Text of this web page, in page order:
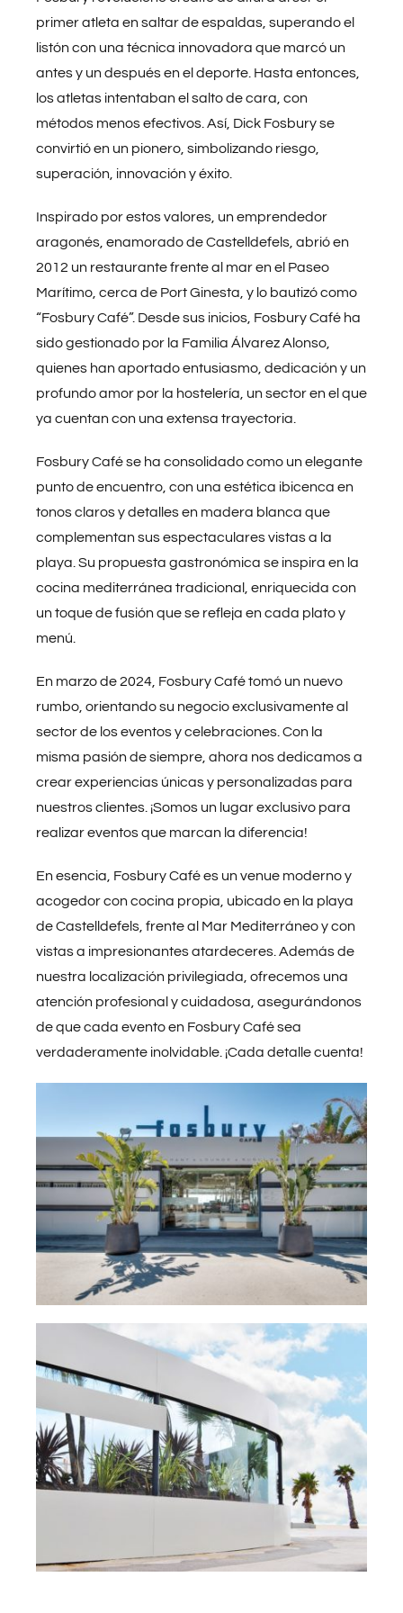
Packs especiales
Contacto
Tour virtual
Blog
DESCARGAR DOSSIER
Español
primer atleta en saltar de espaldas, superando el
listón con una técnica innovadora que marcó un
antes y un después en el deporte. Hasta entonces,
los atletas intentaban el salto de cara, con
métodos menos efectivos. Así, Dick Fosbury se
convirtió en un pionero, simbolizando riesgo,
superación, innovación y éxito.
Inspirado por estos valores, un emprendedor
aragonés, enamorado de Castelldefels, abrió en
2012 un restaurante frente al mar en el Paseo
Marítimo, cerca de Port Ginesta, y lo bautizó como
“Fosbury Café”. Desde sus inicios, Fosbury Café ha
sido gestionado por la Familia Álvarez Alonso,
quienes han aportado entusiasmo, dedicación y un
profundo amor por la hostelería, un sector en el que
ya cuentan con una extensa trayectoria.
Fosbury Café se ha consolidado como un elegante
punto de encuentro, con una estética ibicenca en
tonos claros y detalles en madera blanca que
complementan sus espectaculares vistas a la
playa. Su propuesta gastronómica se inspira en la
cocina mediterránea tradicional, enriquecida con
un toque de fusión que se refleja en cada plato y
menú.
En marzo de 2024, Fosbury Café tomó un nuevo
rumbo, orientando su negocio exclusivamente al
sector de los eventos y celebraciones. Con la
misma pasión de siempre, ahora nos dedicamos a
crear experiencias únicas y personalizadas para
nuestros clientes. ¡Somos un lugar exclusivo para
realizar eventos que marcan la diferencia!
En esencia, Fosbury Café es un venue moderno y
acogedor con cocina propia, ubicado en la playa
de Castelldefels, frente al Mar Mediterráneo y con
vistas a impresionantes atardeceres. Además de
nuestra localización privilegiada, ofrecemos una
atención profesional y cuidadosa, asegurándonos
de que cada evento en Fosbury Café sea
verdaderamente inolvidable. ¡Cada detalle cuenta!